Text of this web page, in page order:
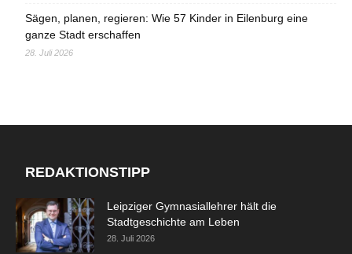
Sägen, planen, regieren: Wie 57 Kinder in Eilenburg eine
ganze Stadt erschaffen
28. Juli 2026
REDAKTIONSTIPP
Leipziger Gymnasiallehrer hält die
Stadtgeschichte am Leben
28. Juli 2026